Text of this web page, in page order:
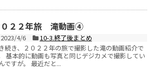
０２２年旅 滝動画④
2023/4/6
10-3.終了後まとめ
続き、２０２２年の旅で撮影した滝の動画紹介で
基本的に動画も写真と同じデジカメで撮影してい
ですが。 最近だと...